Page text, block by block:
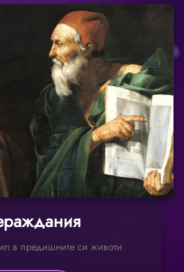
в предишните си животи